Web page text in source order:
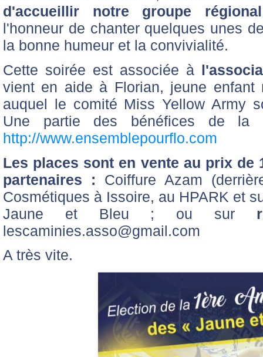
d'accueillir notre groupe
l'honneur de chanter quelques unes
la bonne humeur et la convivialité.
Cette soirée est associée à
vient en aide à Florian, jeune enfant
auquel le comité Miss Yellow Army
Une partie des bénéfices de la
http://www.ensemblepourflo.com
Les places sont en vente au prix de
partenaires : Coiffure Azam
Cosmétiques à Issoire, au HPARK et
Jaune et Bleu ; ou sur
lescaminies.asso@gmail.com
A très vite.